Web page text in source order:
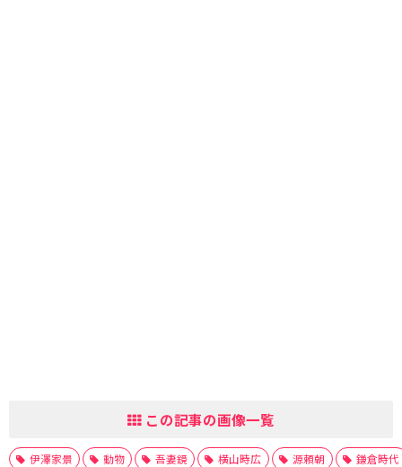
この記事の画像一覧
伊澤家景 動物 吾妻鏡 横山時広 源頼朝 鎌倉時代